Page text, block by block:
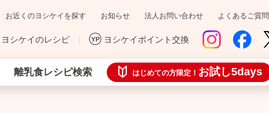
お近くのヨシケイを探す お知らせ 法人お問い合わせ よくあるご質問
ヨシケイのレシピ ヨシケイポイント交換
離乳食レシピ検索 はじめての方限定！ お試し5days